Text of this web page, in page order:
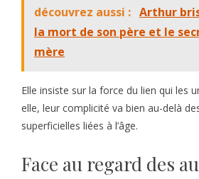
découvrez aussi : Arthur
la mort de son père et le
mère
Elle insiste sur la force du lien qui les
elle, leur complicité va bien au-delà
superficielles liées à l’âge.
Face au regard des